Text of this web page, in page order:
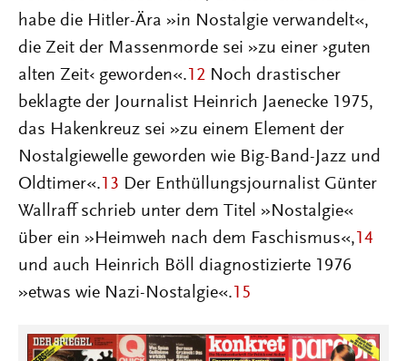
habe die Hitler-Ära »in Nostalgie verwandelt«,
die Zeit der Massenmorde sei »zu einer ›guten
alten Zeit‹ geworden«. 12 Noch drastischer
beklagte der Journalist Heinrich Jaenecke 1975,
das Hakenkreuz sei »zu einem Element der
Nostalgiewelle geworden wie Big-Band-Jazz und
Oldtimer«. 13 Der Enthüllungsjournalist Günter
Wallraff schrieb unter dem Titel »Nostalgie«
über ein »Heimweh nach dem Faschismus«, 14
und auch Heinrich Böll diagnostizierte 1976
»etwas wie Nazi-Nostalgie«. 15